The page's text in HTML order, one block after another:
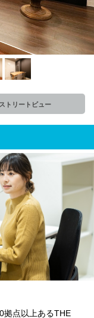
ストリートビュー
点以上あるTHE